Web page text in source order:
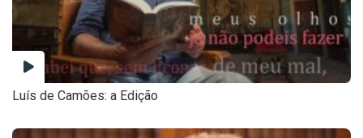
Luís de Camões: a Edição